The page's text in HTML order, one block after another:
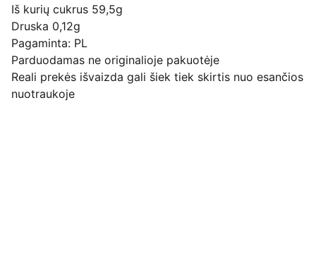
Iš kurių cukrus 59,5g
Druska 0,12g
Pagaminta: PL
Parduodamas ne originalioje pakuotėje
Reali prekės išvaizda gali šiek tiek skirtis nuo esančios
nuotraukoje